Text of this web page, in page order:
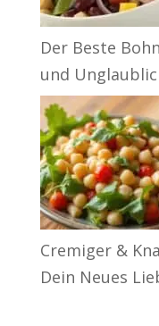
Der Beste
und
Cremiger &
Dein Neues